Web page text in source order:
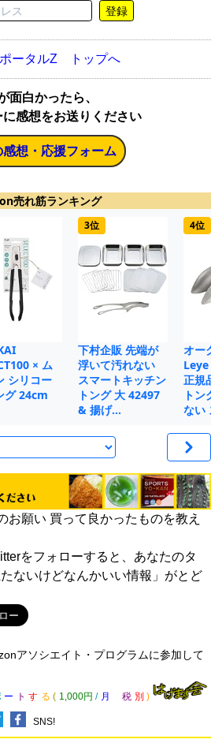
登録
ータルZ トップへ
面白かったら、
感想をお送りください
想・応援フォーム
売れ筋ランキング
× ム
シリコー
グ 24cm
3位
下村企販 先端が
浮いて汚れない
スマートキッチン
トング 大 42497
& 揚げ…
4位
オー
正規
ト
ない
お願い 買って良かったものを教え
をフォローすると、あなたのタ
ないけどなんかいい情報」がとど
アソシエイト・プログラムに参加して
ー ト す る ( 1,000円 / 月 税 別 )
SNS!